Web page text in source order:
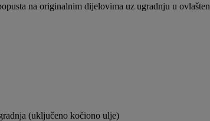
na originalnim dijelovima uz ugradnju u
(uključeno kočiono ulje)